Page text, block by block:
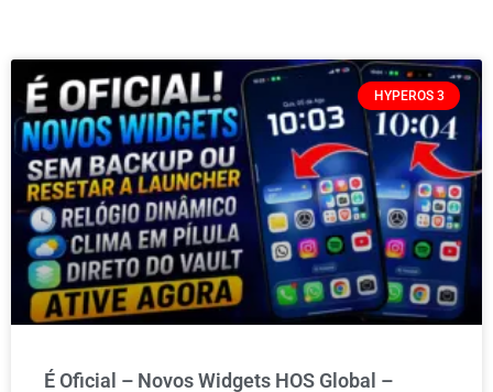
HYPEROS 3
É Oficial – Novos Widgets HOS Global –